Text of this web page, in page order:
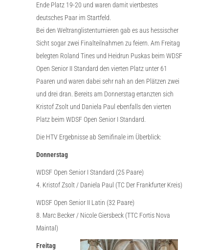
Ende Platz 19-20 und waren damit viertbestes
deutsches Paar im Startfeld.
Bei den Weltranglistenturnieren gab es aus hessischer
Sicht sogar zwei Finalteilnahmen zu feiern. Am Freitag
belegten Roland Tines und Heidrun Puskas beim WDSF
Open Senior II Standard den vierten Platz unter 61
Paaren und waren dabei sehr nah an den Plätzen zwei
und drei dran. Bereits am Donnerstag ertanzten sich
Kristof Zsolt und Daniela Paul ebenfalls den vierten
Platz beim WDSF Open Senior I Standard.
Die HTV Ergebnisse ab Semifinale im Überblick:
Donnerstag
WDSF Open Senior I Standard (25 Paare)
4. Kristof Zsolt / Daniela Paul (TC Der Frankfurter Kreis)
WDSF Open Senior II Latin (32 Paare)
8. Marc Becker / Nicole Giersbeck (TTC Fortis Nova
Maintal)
Freitag